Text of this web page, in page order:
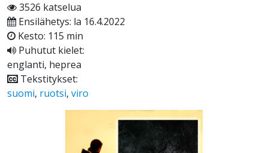
3526 katselua
Ensilähetys: la 16.4.2022
Kesto: 115 min
Puhutut kielet:
englanti, heprea
Tekstitykset:
suomi, ruotsi, viro